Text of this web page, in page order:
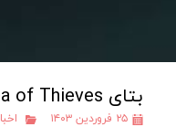
بتای Sea of Thieves در PS5 را از دست ندهید
۲۵ فروردین ۱۴۰۳